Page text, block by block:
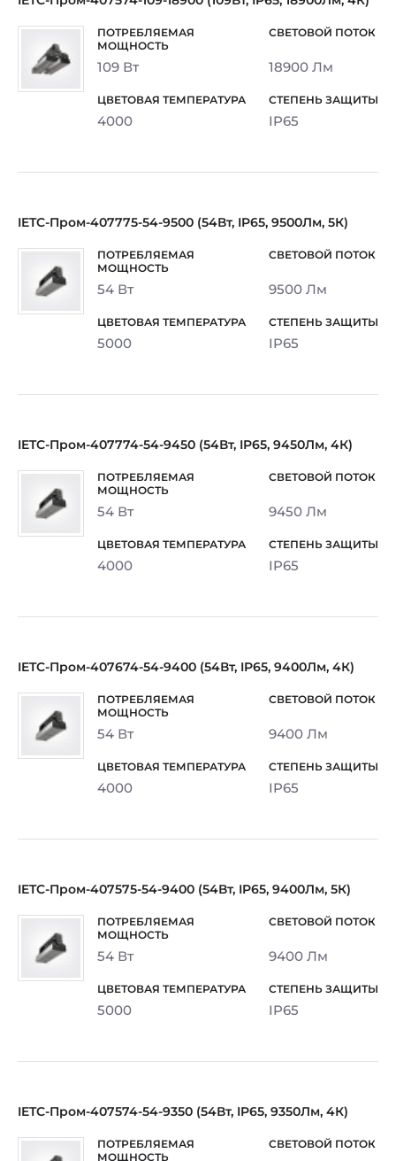
109 Вт 18900 Лм
4000 IP65
IETC-Пром-407775-54-9500 (54Вт, IP65, 9500Лм, 5К)
54 Вт 9500 Лм
5000 IP65
IETC-Пром-407774-54-9450 (54Вт, IP65, 9450Лм, 4К)
54 Вт 9450 Лм
4000 IP65
IETC-Пром-407674-54-9400 (54Вт, IP65, 9400Лм, 4К)
54 Вт 9400 Лм
4000 IP65
IETC-Пром-407575-54-9400 (54Вт, IP65, 9400Лм, 5К)
54 Вт 9400 Лм
5000 IP65
IETC-Пром-407574-54-9350 (54Вт, IP65, 9350Лм, 4К)